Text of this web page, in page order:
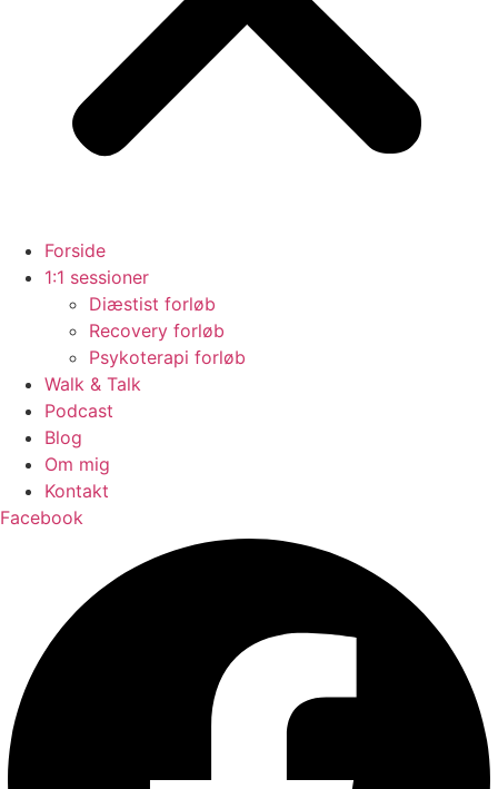
Forside
1:1 sessioner
Diæstist forløb
Recovery forløb
Psykoterapi forløb
Walk & Talk
Podcast
Blog
Om mig
Kontakt
Facebook